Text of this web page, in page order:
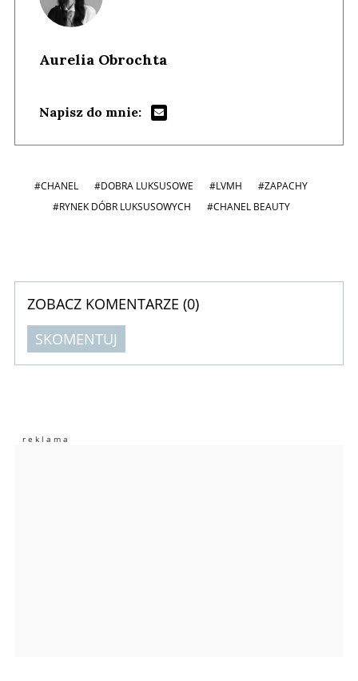
Aurelia Obrochta
Napisz do mnie:
#CHANEL #DOBRA LUKSUSOWE #LVMH
#ZAPACHY
#RYNEK DÓBR LUKSUSOWYCH
#CHANEL BEAUTY
ZOBACZ KOMENTARZE (0)
SKOMENTUJ
Imię (Wymagane)